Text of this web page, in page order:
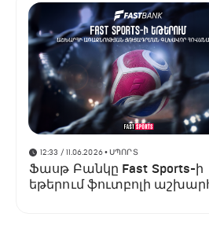
12:33 / 11.06.2026• ՍՊՈՐՏ
Ֆասթ Բանկը Fast Sports-ի
եթերում ֆուտբոլի